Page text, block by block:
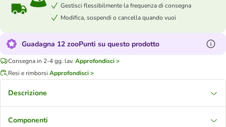
Gestisci flessibilmente la frequenza di consegna
Modifica, sospendi o cancella quando vuoi
Guadagna 12 zooPunti su questo prodotto
Consegna in 2-4 gg. lav. Approfondisci >
Resi e rimborsi Approfondisci >
Descrizione
Componenti